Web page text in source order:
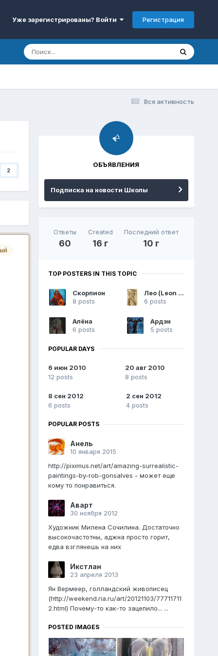
Уже зарегистрированы? Войти Регистрация
Вся активность
2
ОБЪЯВЛЕНИЯ
Подписка на новости Школы
Ответы
60
Created
16 г
Последний ответ
10 г
TOP POSTERS IN THIS TOPIC
Скорпион
8 posts
Лео (Leon Altanero)
6 posts
Алёна
6 posts
Ардэн
5 posts
POPULAR DAYS
6 июн 2010
12 posts
20 авг 2010
8 posts
8 сен 2012
6 posts
2 сен 2012
4 posts
POPULAR POSTS
Анель
10 января 2015
http://piximus.net/art/amazing-surrealistic-
paintings-by-rob-gonsalves - может еще
кому то понравиться.
Аварт
30 ноября 2012
Художник Милена Сочилина. Достаточно
высокочастотны, аджна просто горит,
едва взглянешь на них
Икстлан
23 апреля 2013
Ян Вермеер, голландский живописец
(http://weekend.ria.ru/art/20121103/77711711
2.html) Почему-то как-то зацепило... ...
POSTED IMAGES